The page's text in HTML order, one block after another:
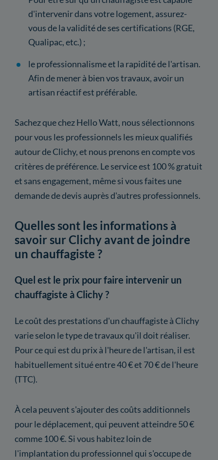
d'intervenir dans votre logement, assurez-
vous de la validité de ses certifications (RGE,
Qualipac, etc.) ;
le professionnalisme et la rapidité de l'artisan.
Afin de mener à bien vos travaux, avoir un
artisan réactif est préférable.
Sachez que chez Hello Watt, nous sélectionnons
pour vous les professionnels les mieux qualifiés
autour de Clichy, et nous prenons en compte vos
critères de préférence. Le service est 100 % gratuit
et sans engagement, même si vous faites une
demande de devis auprès d'autres professionnels.
Quelles sont les informations à
savoir sur Clichy avant de joindre
un chauffagiste ?
Quel est le prix pour faire intervenir un
chauffagiste à Clichy ?
Le coût des prestations d'un chauffagiste à Clichy
varie selon le type de travaux qu'il doit réaliser.
Pour ce qui est du prix à l'heure de l'artisan, il est
habituellement situé entre 40 € et 70 € de l'heure
(TTC).
À cela peuvent s'ajouter des coûts additionnels
pour le déplacement, qui peuvent atteindre 50 €
comme 100 €. Si vous habitez loin de
l'implantation du professionnel qui s'occupe de